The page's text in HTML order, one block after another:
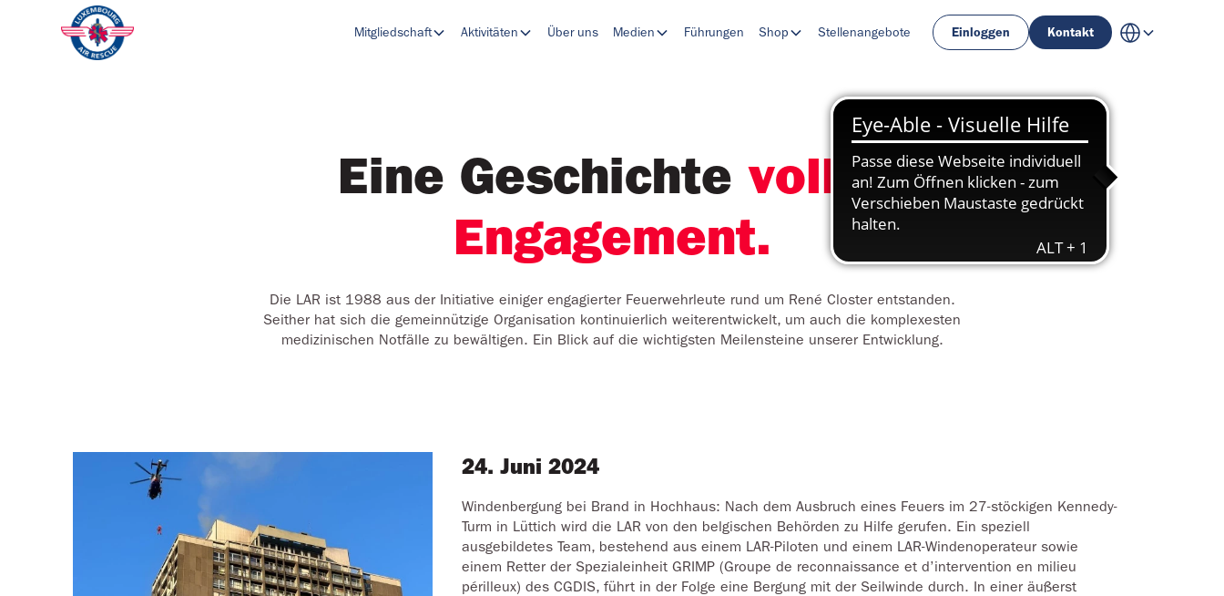
Mitgliedschaft Aktivitäten Über uns Medien Führungen Shop Stellenangebote Einloggen Kontakt
Eine Geschichte voller
Engagement.
Die LAR ist 1988 aus der Initiative einiger engagierter Feuerwehrleute rund um René Closter entstanden.
Seither hat sich die gemeinnützige Organisation kontinuierlich weiterentwickelt, um auch die komplexesten
medizinischen Notfälle zu bewältigen. Ein Blick auf die wichtigsten Meilensteine unserer Entwicklung.
24. Juni 2024
Windenbergung bei Brand in Hochhaus: Nach dem Ausbruch eines Feuers im 27-stöckigen Kennedy-
Turm in Lüttich wird die LAR von den belgischen Behörden zu Hilfe gerufen. Ein speziell
ausgebildetes Team, bestehend aus einem LAR-Piloten und einem LAR-Windenoperateur sowie
einem Retter der Spezialeinheit GRIMP (Groupe de reconnaissance et d’intervention en milieu
périlleux) des CGDIS, führt in der Folge eine Bergung mit der Seilwinde durch. In einer äußerst